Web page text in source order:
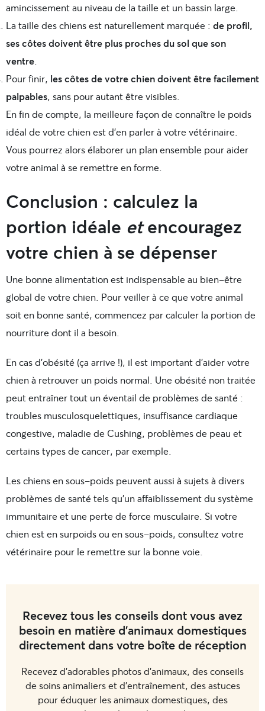
amincissement au niveau de la taille et un bassin large.
La taille des chiens est naturellement marquée : de profil,
ses côtes doivent être plus proches du sol que son
ventre
Pour finir, les côtes de votre chien doivent être facilement
palpables, sans pour autant être visibles.
En fin de compte, la meilleure façon de connaître le poids
idéal de votre chien est d’en parler à votre vétérinaire.
Vous pourrez alors élaborer un plan ensemble pour aider
votre animal à se remettre en forme.
Conclusion : calculez la
portion idéale etencouragez
votre chien à se dépenser
Une bonne alimentation est indispensable au bien-être
global de votre chien. Pour veiller à ce que votre animal
soit en bonne santé, commencez par calculer la portion de
nourriture dont il a besoin.
En cas d’obésité (ça arrive !), il est important d’aider votre
chien à retrouver un poids normal. Une obésité non traitée
peut entraîner tout un éventail de problèmes de santé :
troubles musculosquelettiques, insuffisance cardiaque
congestive, maladie de Cushing, problèmes de peau et
certains types de cancer, par exemple.
Les chiens en sous-poids peuvent aussi à sujets à divers
problèmes de santé tels qu’un affaiblissement du système
immunitaire et une perte de force musculaire. Si votre
chien est en surpoids ou en sous-poids, consultez votre
vétérinaire pour le remettre sur la bonne voie.
Recevez tous les conseils dont vous avez
besoin en matière d'animaux domestiques
directement dans votre boîte de réception
Recevez d'adorables photos d'animaux, des conseils
de soins animaliers et d'entraînement, des astuces
pour éduquer les animaux domestiques, des